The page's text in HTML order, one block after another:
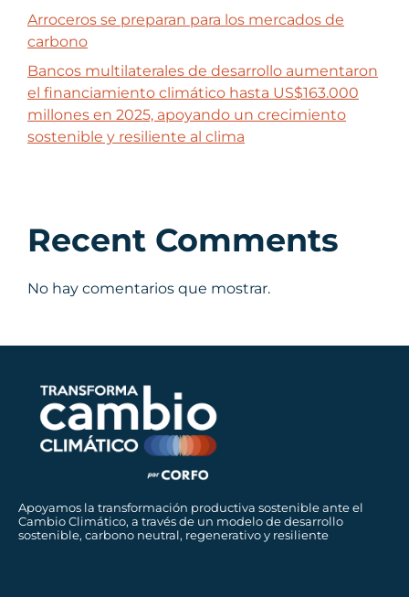
Arroceros se preparan para los mercados de
carbono
Bancos multilaterales de desarrollo aumentaron
el financiamiento climático hasta US$163.000
millones en 2025, apoyando un crecimiento
sostenible y resiliente al clima
Recent Comments
No hay comentarios que mostrar.
Apoyamos la transformación productiva sostenible ante el
Cambio Climático, a través de un modelo de desarrollo
sostenible, carbono neutral, regenerativo y resiliente